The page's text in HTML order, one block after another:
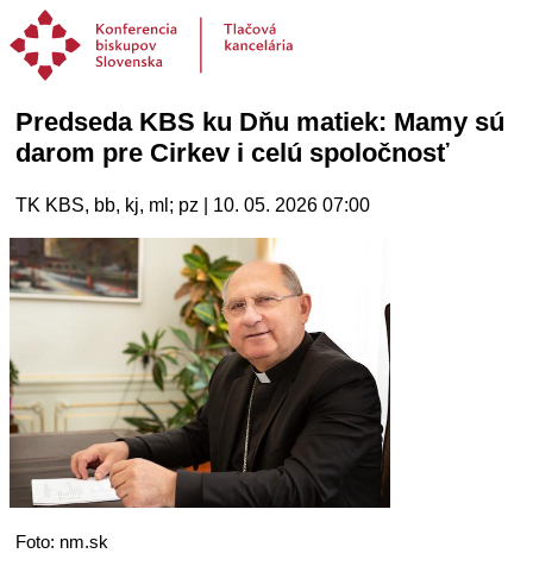
Predseda KBS ku Dňu matiek: Mamy sú
darom pre Cirkev i celú spoločnosť
TK KBS, bb, kj, ml; pz | 10. 05. 2026 07:00
Foto: nm.sk